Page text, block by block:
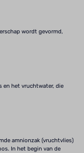
wordt gevormd,
en het vruchtwater, die
amnionzak (vruchtvlies)
In het begin van de